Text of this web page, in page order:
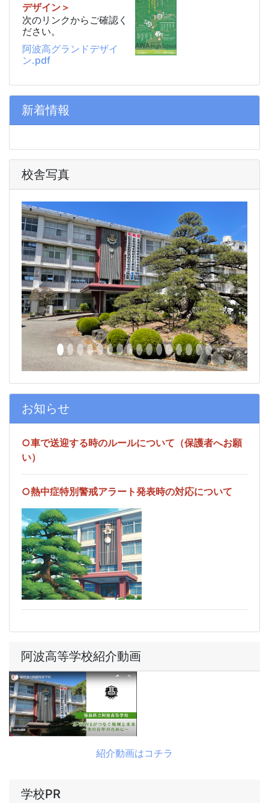
お知らせ
○車で送迎する時のルールについて（保護者へお願
い）
○熱中症特別警戒アラート発表時の対応について
阿波高等学校紹介動画
紹介動画はコチラ
学校PR
デザイン＞
次のリンクからご確認く
ださい。
阿波高グランドデザイ
ン.pdf
新着情報
校舎写真
Previous Next